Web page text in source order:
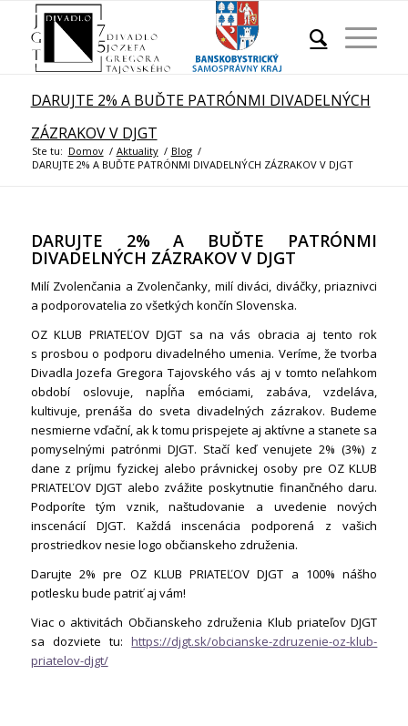
DARUJTE 2% A BUĎTE PATRÓNMI DIVADELNÝCH
ZÁZRAKOV V DJGT
Ste tu: Domov / Aktuality / Blog /
DARUJTE 2% A BUĎTE PATRÓNMI DIVADELNÝCH ZÁZRAKOV V DJGT
DARUJTE 2% A BUĎTE PATRÓNMI
DIVADELNÝCH ZÁZRAKOV V DJGT
Milí Zvolenčania a Zvolenčanky, milí diváci, diváčky, priaznivci
a podporovatelia zo všetkých končín Slovenska.
OZ KLUB PRIATEĽOV DJGT sa na vás obracia aj tento rok
s prosbou o podporu divadelného umenia. Veríme, že tvorba
Divadla Jozefa Gregora Tajovského vás aj v tomto neľahkom
období oslovuje, napĺňa emóciami, zabáva, vzdeláva,
kultivuje, prenáša do sveta divadelných zázrakov. Budeme
nesmierne vďační, ak k tomu prispejete aj aktívne a stanete sa
pomyselnými patrónmi DJGT. Stačí keď venujete 2% (3%) z
dane z príjmu fyzickej alebo právnickej osoby pre OZ KLUB
PRIATEĽOV DJGT alebo zvážite poskytnutie finančného daru.
Podporíte tým vznik, naštudovanie a uvedenie nových
inscenácií DJGT. Každá inscenácia podporená z vašich
prostriedkov nesie logo občianskeho združenia.
Darujte 2% pre OZ KLUB PRIATEĽOV DJGT a 100% nášho
potlesku bude patriť aj vám!
Viac o aktivitách Občianskeho združenia Klub priateľov DJGT
sa dozviete tu:https://djgt.sk/obcianske-zdruzenie-oz-klub-
priatelov-djgt/